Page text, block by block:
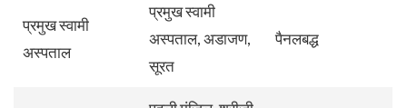
प्रमुख स्वामी
अस्पताल
प्रमुख स्वामी
अस्पताल, अडाजण,
सूरत
पैनलबद्ध